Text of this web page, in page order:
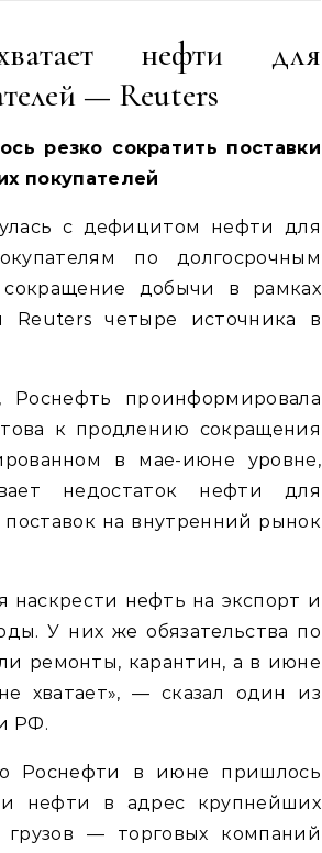
нефти для
— Reuters
резко сократить поставки
покупателей
с дефицитом нефти для
по долгосрочным
добычи в рамках
Reuters четыре источника в
проинформировала
к продлению сокращения
в мае-июне уровне,
недостаток нефти для
на внутренний рынок
нефть на экспорт и
У них же обязательства по
ремонты, карантин, а в июне
хватает», — сказал один из
РФ.
Роснефти в июне пришлось
нефти в адрес крупнейших
грузов — торговых компаний